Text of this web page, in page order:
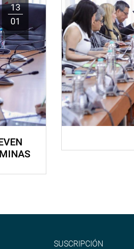
13
01
SUSCRIPCIÓN